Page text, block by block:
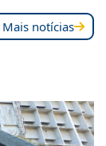
Mais notícias